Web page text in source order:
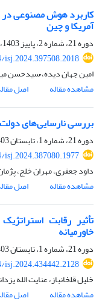
کاربرد هوش مصنوعی در
آمریکا و چین
دوره 21، شماره 2، پاییز 1403، صفحه
isj.2024.397508.2018
امین جهان دیده، ُسیدحسن
مشاهده مقاله
اصل
بررسی نارسایی‌های
دوره 21، شماره 1، تابستان 1403، صفحه
isj.2024.387080.1977
داود جعفری، مهران خلج،
مشاهده مقاله
اصل
تأثیر رقابت
خاورمیانه
دوره 21، شماره 1، تابستان 1403، صفحه
isj.2024.434442.2128
خلیل قلخانباز، عنایت الله
مشاهده مقاله
اصل